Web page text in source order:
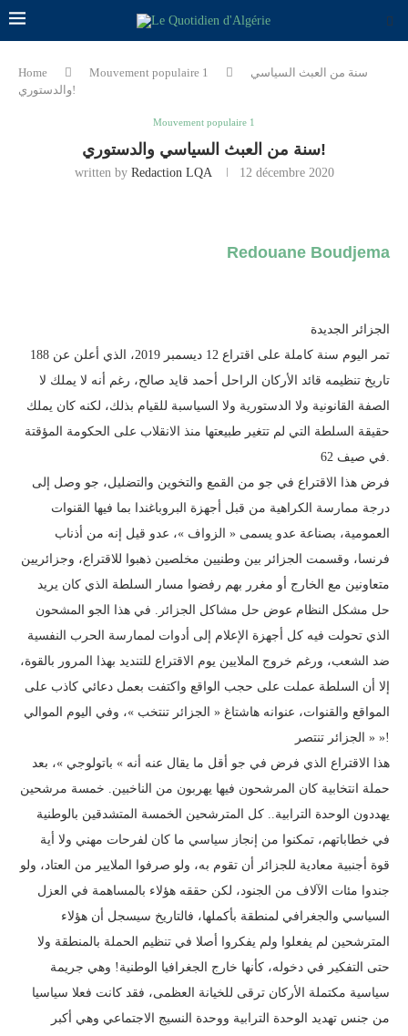
Home Mouvement populaire 1
سنة من العبث السياسي
والدستوري!
Mouvement populaire 1
سنة من العبث السياسي والدستوري!
written by Redaction LQA 12 décembre 2020
Redouane Boudjema
الجزائر الجديدة
188 تمر اليوم سنة كاملة على اقتراع 12 ديسمبر 2019، الذي أعلن عن
تاريخ تنظيمه قائد الأركان الراحل أحمد قايد صالح، رغم أنه لا يملك لا
الصفة القانونية ولا الدستورية ولا السياسبة للقيام بذلك، لكنه كان يملك
حقيقة السلطة التي لم تتغير طبيعتها منذ الانقلاب على الحكومة المؤقتة
في صيف 62.
فرض هذا الاقتراع في جو من القمع والتخوين والتضليل، جو وصل إلى
درجة ممارسة الكراهية من قبل أجهزة البروباغندا بما فيها القنوات
العمومية، بصناعة عدو يسمى « الزواف »، عدو قيل إنه من أذناب
فرنسا، وقسمت الجزائر بين وطنيين مخلصين ذهبوا للاقتراع، وجزائريين
متعاونين مع الخارج أو مغرر بهم رفضوا مسار السلطة الذي كان يريد
حل مشكل النظام عوض حل مشاكل الجزائر. في هذا الجو المشحون
الذي تحولت فيه كل أجهزة الإعلام إلى أدوات لممارسة الحرب النفسية
ضد الشعب، ورغم خروج الملايين يوم الاقتراع للتنديد بهذا المرور بالقوة،
إلا أن السلطة عملت على حجب الواقع واكتفت بعمل دعائي كاذب على
المواقع والقنوات، عنوانه هاشتاغ « الجزائر تنتخب »، وفي اليوم الموالي
« الجزائر تنتصر »!
هذا الاقتراع الذي فرض في جو أقل ما يقال عنه أنه » باتولوجي »، بعد
حملة انتخابية كان المرشحون فيها يهربون من الناخبين. خمسة مرشحين
يهددون الوحدة الترابية.. كل المترشحين الخمسة المتشدقين بالوطنية
في خطاباتهم، تمكنوا من إنجاز سياسي ما كان لفرحات مهني ولا أية
قوة أجنبية معادية للجزائر أن تقوم به، ولو صرفوا الملايير من العتاد، ولو
جندوا مئات الآلاف من الجنود، لكن حققه هؤلاء بالمساهمة في العزل
السياسي والجغرافي لمنطقة بأكملها، فالتاريخ سيسجل أن هؤلاء
المترشحين لم يفعلوا ولم يفكروا أصلا في تنظيم الحملة بالمنطقة ولا
حتى التفكير في دخوله، كأنها خارج الجغرافيا الوطنية! وهي جريمة
سياسية مكتملة الأركان ترقى للخيانة العظمى، فقد كانت فعلا سياسيا
من جنس تهديد الوحدة الترابية ووحدة النسيج الاجتماعي وهي أكبر